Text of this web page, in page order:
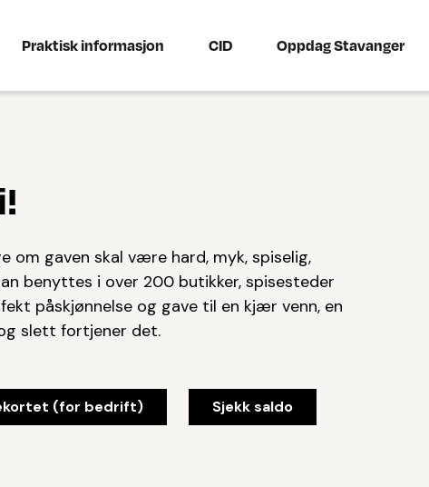
Praktisk informasjon CID Oppdag Stavanger
om gaven skal være hard, myk, spiselig,
benyttes i over 200 butikker, spisesteder
påskjønnelse og gave til en kjær venn, en
slett fortjener det.
(for bedrift) Sjekk saldo